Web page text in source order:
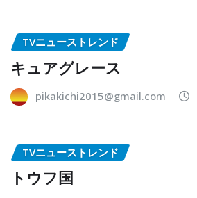
TVニューストレンド
キュアグレース
pikakichi2015@gmail.com
TVニューストレンド
トウフ国